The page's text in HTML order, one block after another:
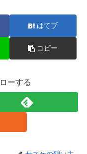
はてブ
コピー
ーする